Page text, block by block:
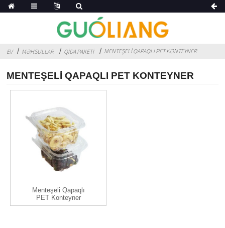
EV MƏHSULLAR QIDA PAKETI MENTEŞELI QAPAQLI PET KONTEYNER
MENTEŞELI QAPAQLI PET KONTEYNER
Menteşeli Qapaqlı
PET Konteyner